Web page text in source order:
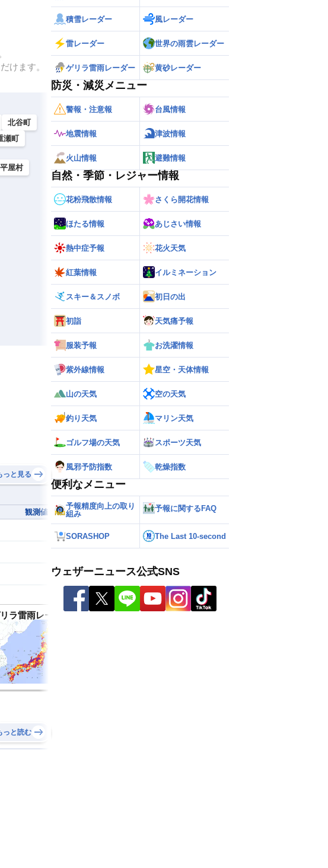
けます。
北谷町
瀬町
屋村
っと見る
観測値
ラ雷雨レーダー
っと読む
積雪レーダー 風レーダー
雷レーダー 世界の雨雲レーダー
ゲリラ雷雨レーダー 黄砂レーダー
防災・減災メニュー
警報・注意報 台風情報
地震情報 津波情報
火山情報 避難情報
自然・季節・レジャー情報
花粉飛散情報 さくら開花情報
ほたる情報 あじさい情報
熱中症予報 花火天気
紅葉情報 イルミネーション
スキー＆スノボ 初日の出
初詣 天気痛予報
服装予報 お洗濯情報
紫外線情報 星空・天体情報
山の天気 空の天気
釣り天気 マリン天気
ゴルフ場の天気 スポーツ天気
風邪予防指数 乾燥指数
便利なメニュー
予報精度向上の取り
組み
予報に関するFAQ
SORASHOP The Last 10-second
ウェザーニュース公式SNS